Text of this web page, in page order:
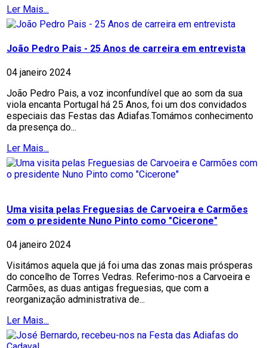
Ler Mais...
João Pedro Pais - 25 Anos de carreira em entrevista
04 janeiro 2024
João Pedro Pais, a voz inconfundível que ao som da sua
viola encanta Portugal há 25 Anos, foi um dos convidados
especiais das Festas das Adiafas.Tomámos conhecimento
da presença do...
Ler Mais...
Uma visita pelas Freguesias de Carvoeira e Carmões
com o presidente Nuno Pinto como "Cicerone"
04 janeiro 2024
Visitámos aquela que já foi uma das zonas mais prósperas
do concelho de Torres Vedras. Referimo-nos a Carvoeira e
Carmões, as duas antigas freguesias, que com a
reorganização administrativa de...
Ler Mais...